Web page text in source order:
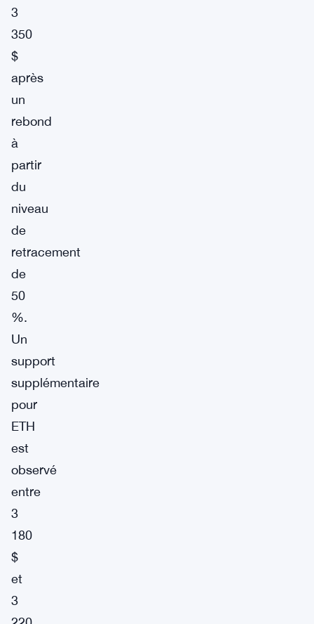
3
350
$
après
un
rebond
à
partir
du
niveau
de
retracement
de
50
%.
Un
support
supplémentaire
pour
ETH
est
observé
entre
3
180
$
et
3